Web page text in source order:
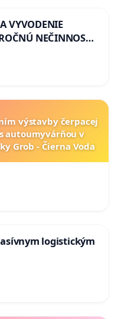
VYVODENIE
NEČINNOSŤ
výstavby čerpacej
autoumyvárňou v
Grob - Čierna Voda
logistickým